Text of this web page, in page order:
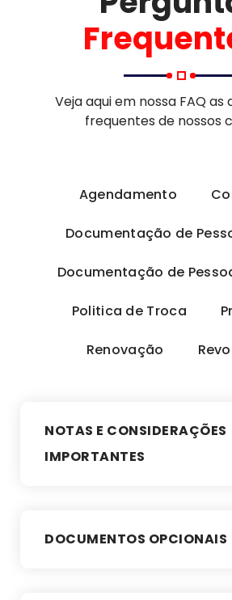
Veja aqui em nossa FAQ as
frequentes de nossos
Agendamento
Documentação de
Documentação de
Politica de Troca
Renovação
NOTAS E CONSIDERAÇÕES
IMPORTANTES
DOCUMENTOS OPCIONAIS